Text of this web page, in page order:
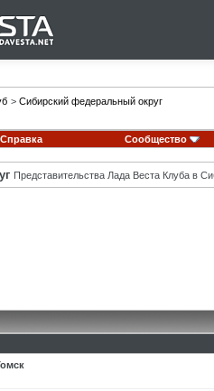
> Сибирский федеральный округ
Справка Сообщество
Представительства Лада Веста Клуба в